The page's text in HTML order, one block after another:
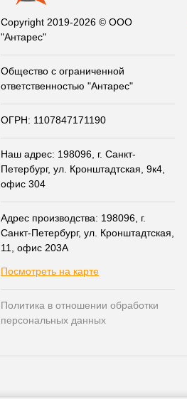
Copyright 2019-2026 © ООО
"Антарес"
Общество с ограниченной
ответственностью "Антарес"
ОГРН: 1107847171190
Наш адрес: 198096, г. Санкт-
Петербург, ул. Кронштадтская, 9к4,
офис 304
Адрес производства: 198096, г.
Санкт-Петербург, ул. Кронштадтская,
11, офис 203А
Посмотреть на карте
Политика в отношении обработки
персональных данных